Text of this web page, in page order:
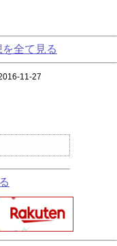
全て見る
11-27